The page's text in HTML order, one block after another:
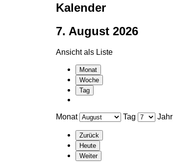
Kalender
7. August 2026
Ansicht als Liste
Monat
Woche
Tag
Monat Tag Jahr
Zurück
Heute
Weiter